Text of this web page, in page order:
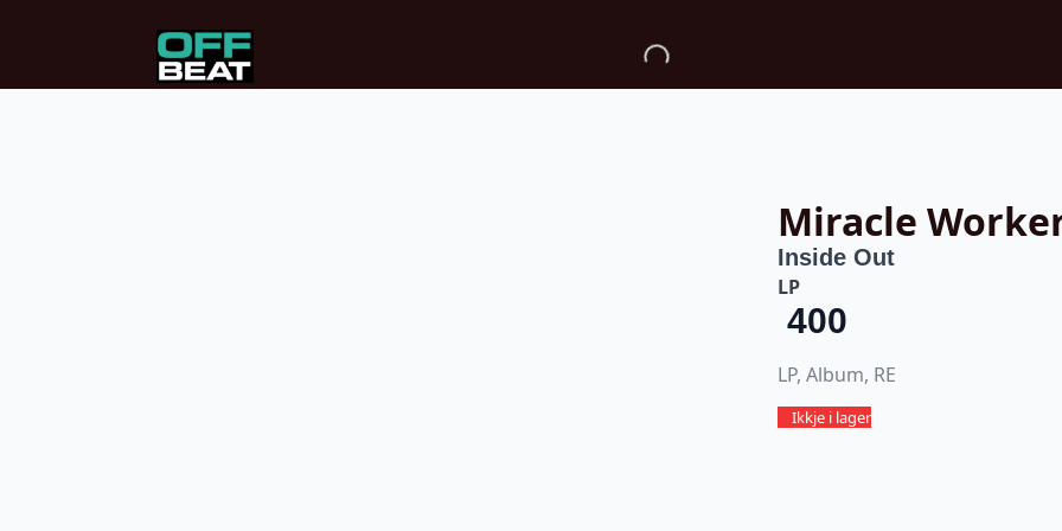
Miracle
Inside Out
LP
400
LP, Album, RE
Ikkje i lager